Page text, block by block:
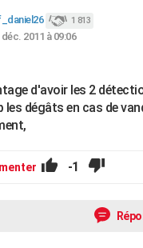
1 813
déc. 2011 à 09:06
d'avoir les 2
les dégâts en cas de
-1